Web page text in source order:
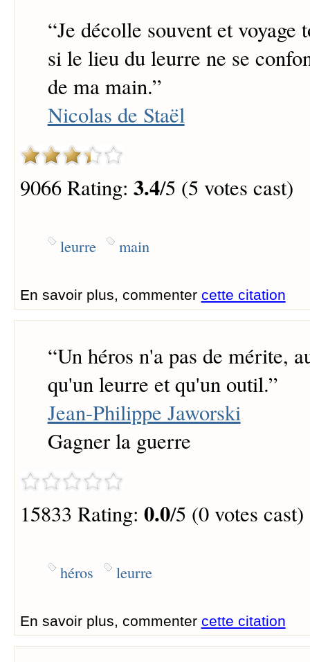
“Je décolle souvent et voyage
si le lieu du leurre ne se
de ma main.”
Nicolas de Staël
9066 Rating: 3.4/5 (5 votes cast)
leurre main
En savoir plus, commenter cette citation
“Un héros n'a pas de mérite,
qu'un leurre et qu'un outil.”
Jean-Philippe Jaworski
Gagner la guerre
15833 Rating: 0.0/5 (0 votes cast)
héros leurre
En savoir plus, commenter cette citation